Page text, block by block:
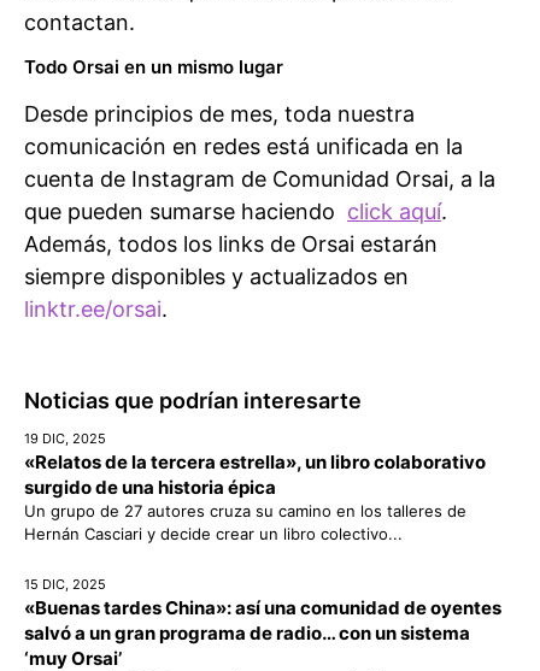
contactan.
Todo Orsai en un mismo lugar
Desde principios de mes, toda nuestra
comunicación en redes está unificada en la
cuenta de Instagram de Comunidad Orsai, a la
que pueden sumarse haciendo click aquí.
Además, todos los links de Orsai estarán
siempre disponibles y actualizados en
linktr.ee/orsai.
Noticias que podrían interesarte
19 DIC, 2025
«Relatos de la tercera estrella», un libro colaborativo
surgido de una historia épica
Un grupo de 27 autores cruza su camino en los talleres de
Hernán Casciari y decide crear un libro colectivo...
15 DIC, 2025
«Buenas tardes China»: así una comunidad de oyentes
salvó a un gran programa de radio… con un sistema
‘muy Orsai’